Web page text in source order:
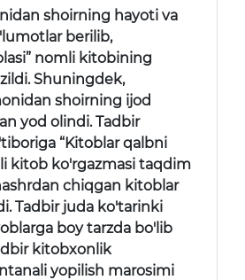
shoirning hayoti va
berilib,
nomli kitobining
Shuningdek,
shoirning ijod
yod olindi. Tadbir
“Kitoblar qalbni
kitob ko'rgazmasi taqdim
chiqgan kitoblar
Tadbir juda ko'tarinki
boy tarzda bo'lib
kitobxonlik
yopilish marosimi